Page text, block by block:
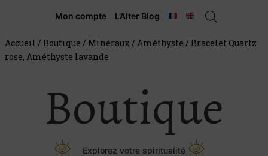
Mon compte L’Alter Blog
Accueil / Boutique / Minéraux / Améthyste / Bracelet Quartz
rose, Améthyste lavande
Boutique
Explorez votre spiritualité